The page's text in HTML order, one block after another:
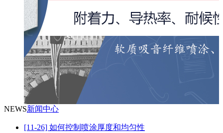
NEWS新闻中心
[11-26] 如何控制喷涂厚度和均匀性